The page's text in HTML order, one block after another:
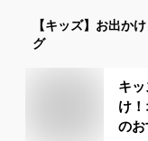
【キッズ】 お出か
グ
キ
け
のお